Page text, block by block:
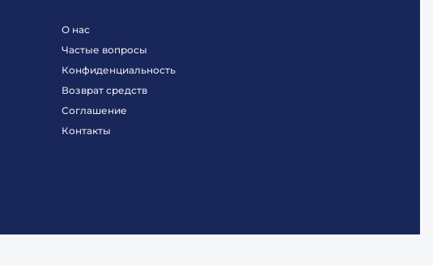
О нас
Частые вопросы
Конфиденциальность
Возврат средств
Соглашение
Контакты